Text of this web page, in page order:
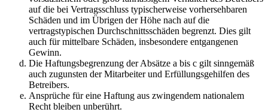
auf die bei Vertragsschluss typischerweise vorhersehbaren
Schäden und im Übrigen der Höhe nach auf die
vertragstypischen Durchschnittsschäden begrenzt. Dies gilt
auch für mittelbare Schäden, insbesondere entgangenen
Gewinn.
Die Haftungsbegrenzung der Absätze a bis c gilt sinngemäß
auch zugunsten der Mitarbeiter und Erfüllungsgehilfen des
Betreibers.
Ansprüche für eine Haftung aus zwingendem nationalem
Recht bleiben unberührt.